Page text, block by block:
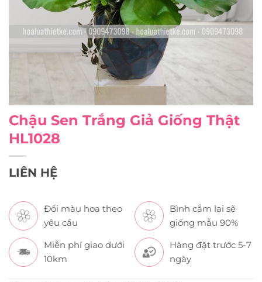
Chậu Sen Trắng Giả Giống Thật
HL1028
LIÊN HỆ
Đổi màu hoa theo
yêu cầu
Bình cắm lại sẽ
giống mẫu 90%
Miễn phí giao dưới
10km
Hàng đặt trước 5-7
ngày